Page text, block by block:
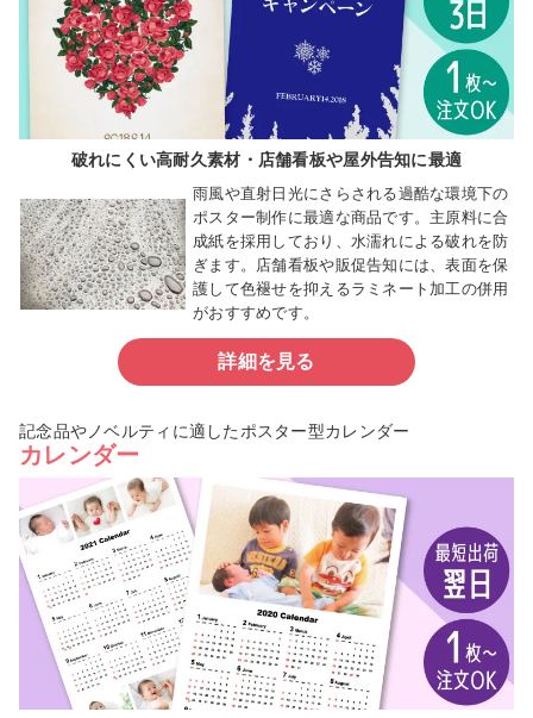
破れにくい高耐久素材・店舗看板や屋外告知に最適
雨風や直射日光にさらされる過酷な環境下の
ポスター制作に最適な商品です。主原料に合
成紙を採用しており、水濡れによる破れを防
ぎます。店舗看板や販促告知には、表面を保
護して色褪せを抑えるラミネート加工の併用
がおすすめです。
詳細を見る
記念品やノベルティに適したポスター型カレンダー
カレンダー